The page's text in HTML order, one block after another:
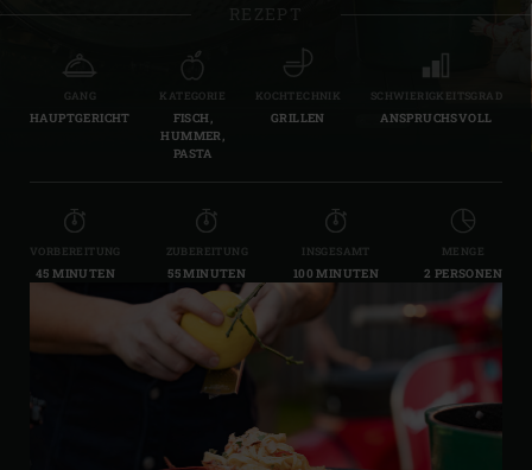
REZEPT
GANG
HAUPTGERICHT
KATEGORIE
FISCH,
HUMMER,
PASTA
KOCHTECHNIK
GRILLEN
SCHWIERIGKEITSGRAD
ANSPRUCHSVOLL
VORBEREITUNG
45 MINUTEN
ZUBEREITUNG
55 MINUTEN
INSGESAMT
100 MINUTEN
MENGE
2 PERSONEN